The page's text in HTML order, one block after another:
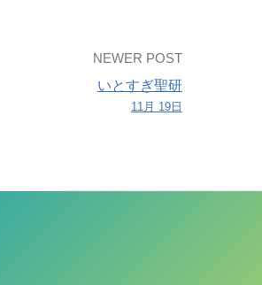
NEWER POST
いとすぎ聖研
11月 19日